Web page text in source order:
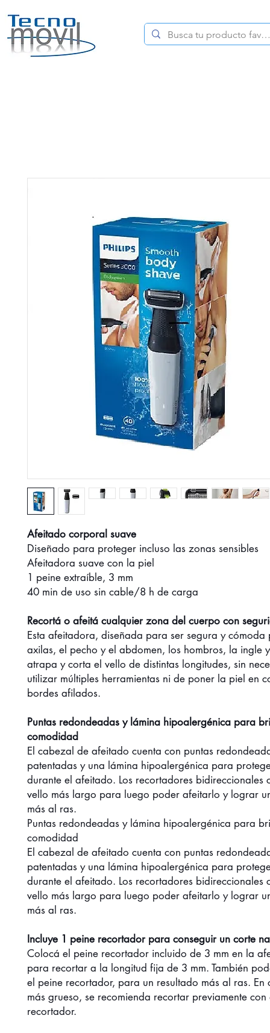
Afeitado corporal suave
Diseñado para proteger incluso las zonas sensibles
Afeitadora suave con la piel
1 peine extraíble, 3 mm
40 min de uso sin cable/8 h de carga
Recortá o afeitá cualquier zona del cuerpo con
Esta afeitadora, diseñada para ser segura y cómoda
axilas, el pecho y el abdomen, los hombros, la ingle
atrapa y corta el vello de distintas longitudes, sin
utilizar múltiples herramientas ni de poner la piel en
bordes afilados.
Puntas redondeadas y lámina hipoalergénica para
comodidad
El cabezal de afeitado cuenta con puntas
patentadas y una lámina hipoalergénica para
durante el afeitado. Los recortadores bidireccionales
vello más largo para luego poder afeitarlo y lograr
más al ras.
Puntas redondeadas y lámina hipoalergénica para
comodidad
El cabezal de afeitado cuenta con puntas
patentadas y una lámina hipoalergénica para
durante el afeitado. Los recortadores bidireccionales
vello más largo para luego poder afeitarlo y lograr
más al ras.
Incluye 1 peine recortador para conseguir un corte
Colocá el peine recortador incluido de 3 mm en la
para recortar a la longitud fija de 3 mm. También
el peine recortador, para un resultado más al ras. En
más grueso, se recomienda recortar previamente con
recortador.